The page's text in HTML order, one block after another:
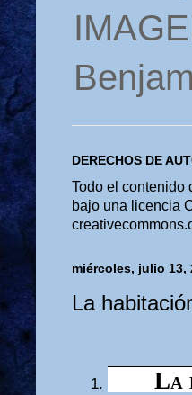
DERECHOS DE
Todo el contenido
bajo una licencia
miércoles, julio 13,
La
La